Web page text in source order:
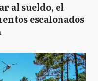
al sueldo, el
escalonados